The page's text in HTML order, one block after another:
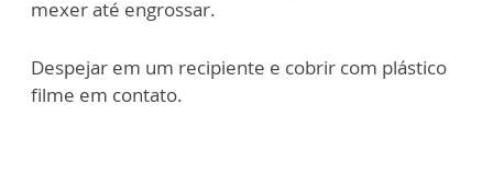
mexer até engrossar.
Despejar em um recipiente e cobrir com plástico
filme em contato.